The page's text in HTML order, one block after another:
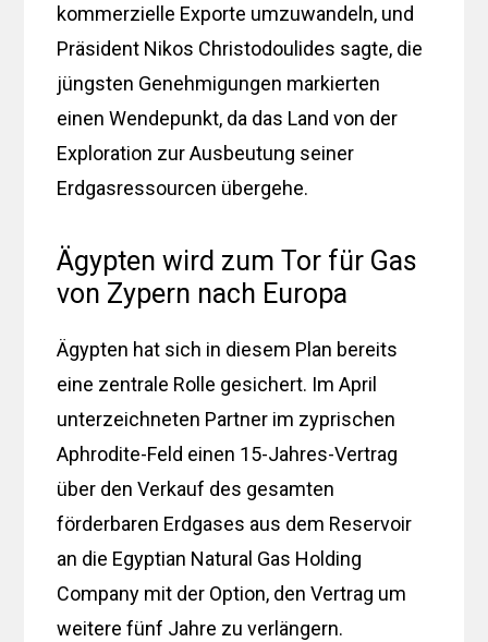
kommerzielle Exporte umzuwandeln, und
Präsident Nikos Christodoulides sagte, die
jüngsten Genehmigungen markierten
einen Wendepunkt, da das Land von der
Exploration zur Ausbeutung seiner
Erdgasressourcen übergehe.
Ägypten wird zum Tor für Gas
von Zypern nach Europa
Ägypten hat sich in diesem Plan bereits
eine zentrale Rolle gesichert. Im April
unterzeichneten Partner im zyprischen
Aphrodite-Feld einen 15-Jahres-Vertrag
über den Verkauf des gesamten
förderbaren Erdgases aus dem Reservoir
an die Egyptian Natural Gas Holding
Company mit der Option, den Vertrag um
weitere fünf Jahre zu verlängern.